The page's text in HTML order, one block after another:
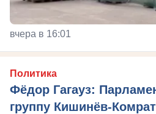
вчера в 16:01
Политика
Фёдор Гагауз:
группу Кишинёв-